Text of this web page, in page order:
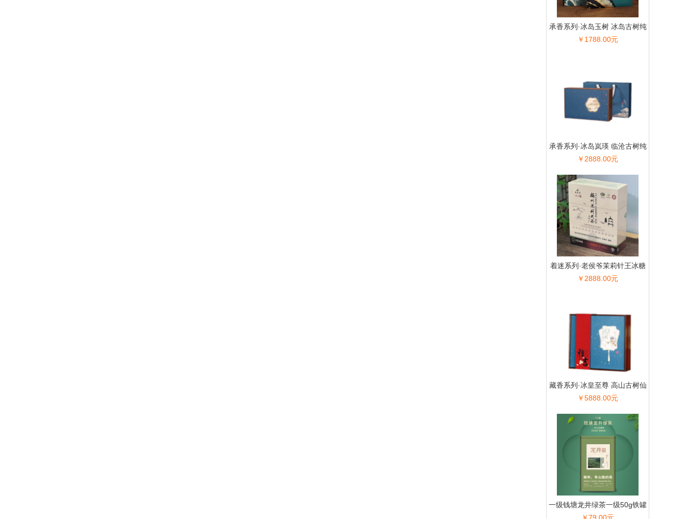
承香系列·冰岛玉树 冰岛古树纯
料生普礼盒
￥1788.00元
承香系列·冰岛岚瑛 临沧古树纯
料生普礼盒
￥2888.00元
着迷系列·老侯爷茉莉针王冰糖
甜
￥2888.00元
藏香系列·冰皇至尊 高山古树仙
芽生普礼盒
￥5888.00元
一级钱塘龙井绿茶一级50g铁罐